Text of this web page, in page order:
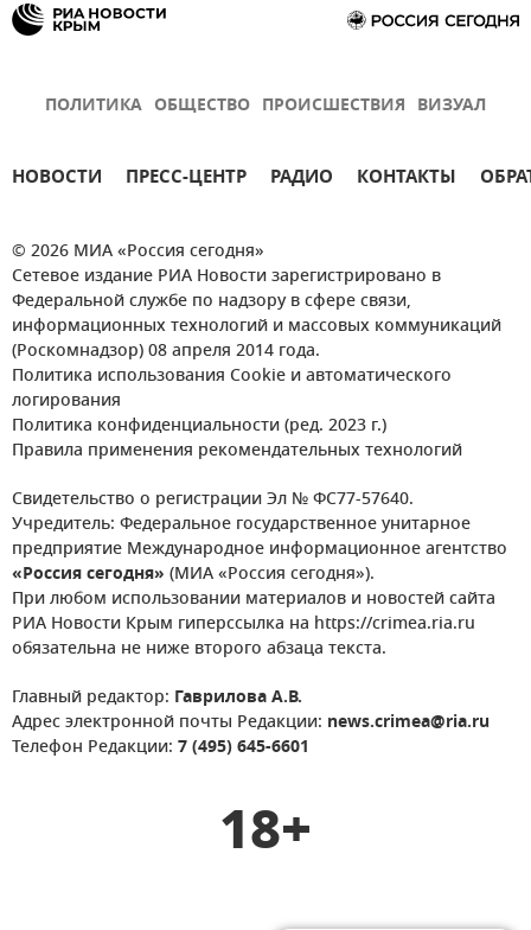
ПОЛИТИКА ОБЩЕСТВО ПРОИСШЕСТВИЯ ВИЗУАЛ
НОВОСТИ ПРЕСС-ЦЕНТР РАДИО КОНТАКТЫ
© 2026 МИА «Россия сегодня»
Сетевое издание РИА Новости зарегистрировано в
Федеральной службе по надзору в сфере связи,
информационных технологий и массовых коммуникаций
(Роскомнадзор) 08 апреля 2014 года.
Политика использования Cookie и автоматического
логирования
Политика конфиденциальности (ред. 2023 г.)
Правила применения рекомендательных технологий
Свидетельство о регистрации Эл № ФС77-57640.
Учредитель: Федеральное государственное унитарное
предприятие Международное информационное агентство
«Россия сегодня» (МИА «Россия сегодня»).
При любом использовании материалов и новостей сайта
РИА Новости Крым гиперссылка на https://crimea.ria.ru
обязательна не ниже второго абзаца текста.
Главный редактор: Гаврилова А.В.
Адрес электронной почты Редакции: news.crimea@ria.ru
Телефон Редакции: 7 (495) 645-6601
18+